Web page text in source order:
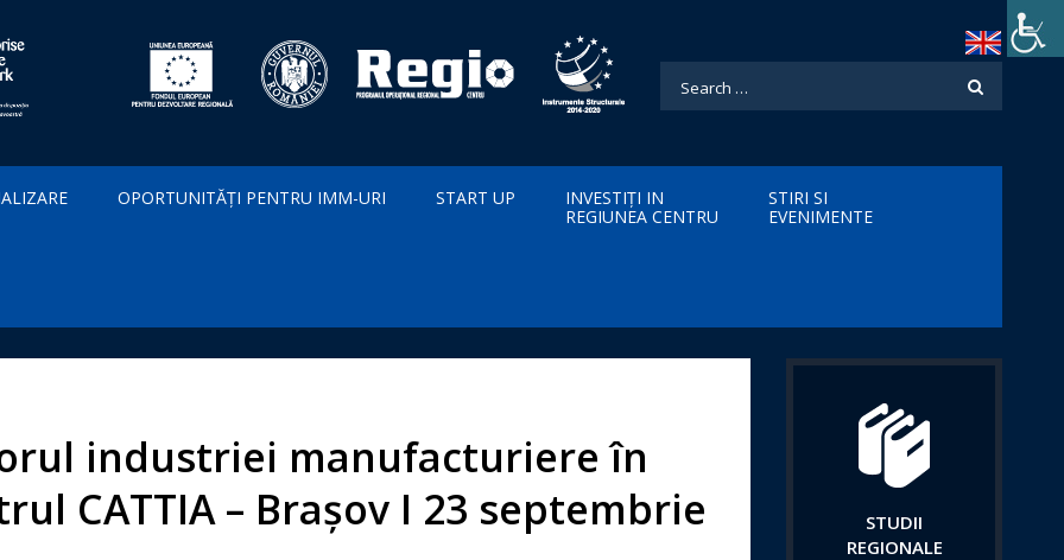
OPORTUNITĂȚI PENTRU IMM-URI START UP
INVESTIȚI IN
REGIUNEA CENTRU
STIRI SI
EVENIMENTE
industriei manufacturiere în
CATTIA – Brașov I 23 septembrie
STUDII
REGIONALE